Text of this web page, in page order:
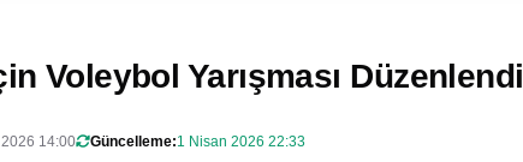
Voleybol Yarışması Düzenlendi
14:00 Güncelleme:1 Nisan 2026 22:33